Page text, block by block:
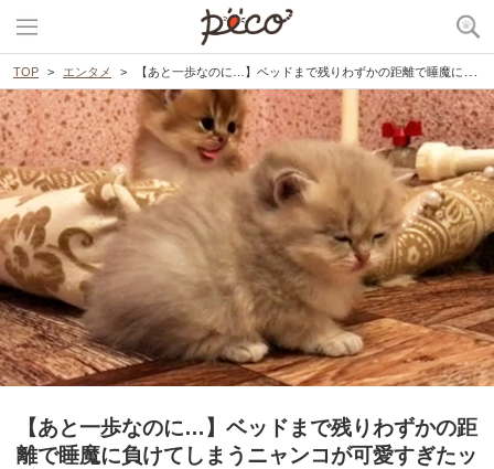
TOP エンタメ 【あと一歩なのに…】ベッドまで残りわずかの距離で睡魔に負けてしまうニャンコが可愛すぎたッ♡
【あと一歩なのに…】ベッドまで残りわずかの距
離で睡魔に負けてしまうニャンコが可愛すぎたッ